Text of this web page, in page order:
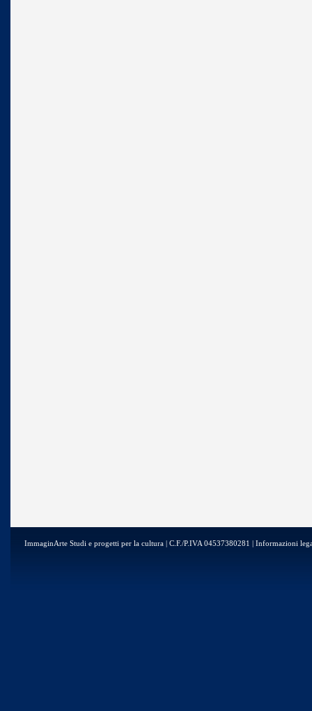
ImmaginArte Studi e progetti per la cultura | C.F./P.IVA 04537380281 | Informazioni